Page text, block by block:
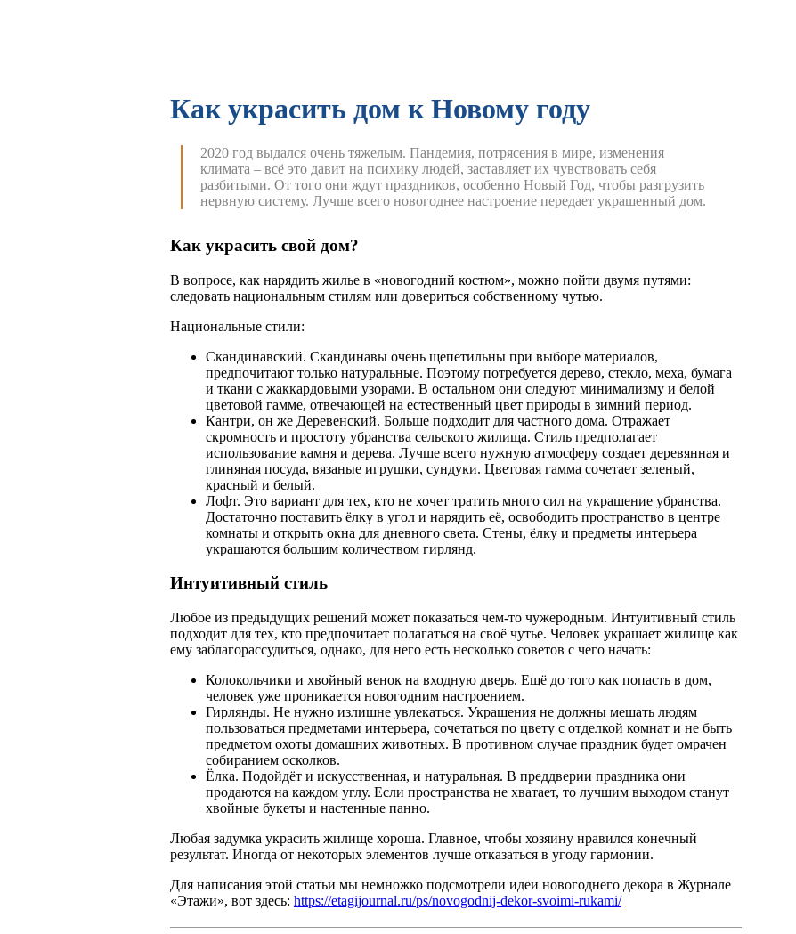
Как украсить дом к Новому году
2020 год выдался очень тяжелым. Пандемия, потрясения в мире, изменения
климата – всё это давит на психику людей, заставляет их чувствовать себя
разбитыми. От того они ждут праздников, особенно Новый Год, чтобы разгрузить
нервную систему. Лучше всего новогоднее настроение передает украшенный дом.
Как украсить свой дом?
В вопросе, как нарядить жилье в «новогодний костюм», можно пойти двумя путями:
следовать национальным стилям или довериться собственному чутью.
Национальные стили:
Скандинавский. Скандинавы очень щепетильны при выборе материалов,
предпочитают только натуральные. Поэтому потребуется дерево, стекло, меха, бумага
и ткани с жаккардовыми узорами. В остальном они следуют минимализму и белой
цветовой гамме, отвечающей на естественный цвет природы в зимний период.
Кантри, он же Деревенский. Больше подходит для частного дома. Отражает
скромность и простоту убранства сельского жилища. Стиль предполагает
использование камня и дерева. Лучше всего нужную атмосферу создает деревянная и
глиняная посуда, вязаные игрушки, сундуки. Цветовая гамма сочетает зеленый,
красный и белый.
Лофт. Это вариант для тех, кто не хочет тратить много сил на украшение убранства.
Достаточно поставить ёлку в угол и нарядить её, освободить пространство в центре
комнаты и открыть окна для дневного света. Стены, ёлку и предметы интерьера
украшаются большим количеством гирлянд.
Интуитивный стиль
Любое из предыдущих решений может показаться чем-то чужеродным. Интуитивный стиль
подходит для тех, кто предпочитает полагаться на своё чутье. Человек украшает жилище как
ему заблагорассудиться, однако, для него есть несколько советов с чего начать:
Колокольчики и хвойный венок на входную дверь. Ещё до того как попасть в дом,
человек уже проникается новогодним настроением.
Гирлянды. Не нужно излишне увлекаться. Украшения не должны мешать людям
пользоваться предметами интерьера, сочетаться по цвету с отделкой комнат и не быть
предметом охоты домашних животных. В противном случае праздник будет омрачен
собиранием осколков.
Ёлка. Подойдёт и искусственная, и натуральная. В преддверии праздника они
продаются на каждом углу. Если пространства не хватает, то лучшим выходом станут
хвойные букеты и настенные панно.
Любая задумка украсить жилище хороша. Главное, чтобы хозяину нравился конечный
результат. Иногда от некоторых элементов лучше отказаться в угоду гармонии.
Для написания этой статьи мы немножко подсмотрели идеи новогоднего декора в Журнале
«Этажи», вот здесь: https://etagijournal.ru/ps/novogodnij-dekor-svoimi-rukami/